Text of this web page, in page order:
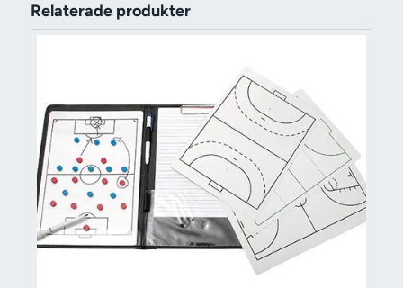
Relaterade produkter